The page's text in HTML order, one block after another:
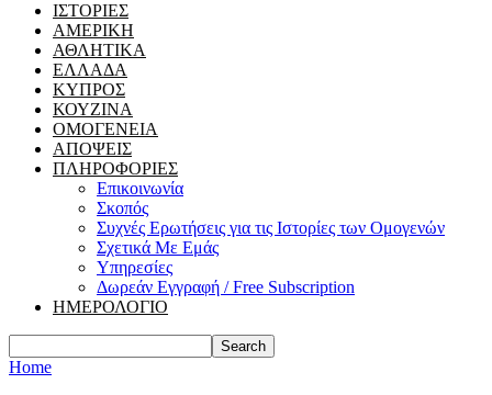
ΙΣΤΟΡΙΕΣ
ΑΜΕΡΙΚΗ
ΑΘΛΗΤΙΚΑ
ΕΛΛΑΔΑ
ΚΥΠΡΟΣ
ΚΟΥΖΙΝΑ
ΟΜΟΓΕΝΕΙΑ
ΑΠΟΨΕΙΣ
ΠΛΗΡΟΦΟΡΙΕΣ
Επικοινωνία
Σκοπός
Συχνές Ερωτήσεις για τις Ιστορίες των Ομογενών
Σχετικά Με Εμάς
Υπηρεσίες
Δωρεάν Εγγραφή / Free Subscription
ΗΜΕΡΟΛΟΓΙΟ
Home